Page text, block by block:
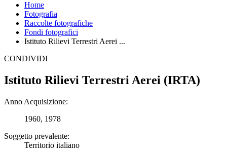
Home
Fotografia
Raccolte fotografiche
Fondi fotografici
Istituto Rilievi Terrestri Aerei ...
CONDIVIDI
Istituto Rilievi Terrestri Aerei (IRTA)
Anno Acquisizione:
1960, 1978
Soggetto prevalente:
Territorio italiano